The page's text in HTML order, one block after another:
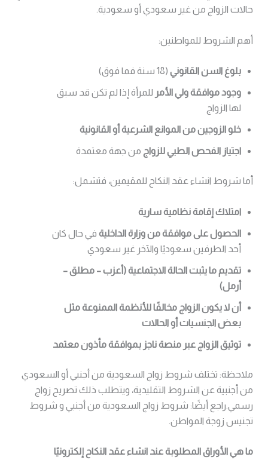
حالات الزواج من غير سعودي أو سعودية.
أهم الشروط للمواطنين:
بلوغ السن القانوني(18 سنة فما فوق)
وجود موافقة ولي الأمر للمرأة إذا لم تكن قد سبق
لها الزواج
خلو الزوجين من الموانع الشرعية أو القانونية
اجتياز الفحص الطبي للزواج من جهة معتمدة
أما شروط انشاء عقد النكاح للمقيمين، فتشمل:
امتلاك إقامة نظامية سارية
الحصول على موافقة من وزارة الداخليةفي حال كان
أحد الطرفين سعوديًا والآخر غير سعودي
تقديم ما يثبت الحالة الاجتماعية (أعزب – مطلق –
أرمل)
أن لا يكون الزواج مخالفًا للأنظمة الممنوعة مثل
بعض الجنسيات أو الحالات
توثيق الزواج عبر منصة ناجز بموافقة مأذون معتمد
ملاحظة: تختلف شروط زواج السعودية من أجنبي أو السعودي
من أجنبية عن الشروط التقليدية، ويتطلب ذلك تصريح زواج
رسمي.راجع أيضًا: شروط زواج السعودية من أجنبي و شروط
تجنيس زوجة المواطن.
ما هي الأوراق المطلوبة عند انشاء عقد النكاح إلكترونيًا